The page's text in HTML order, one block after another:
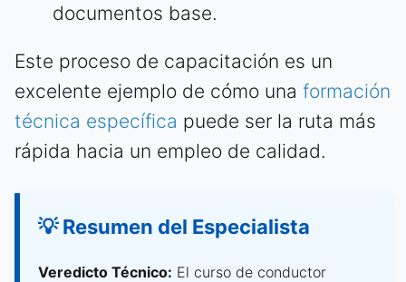
documentos base.
Este proceso de capacitación es un
excelente ejemplo de cómo una formación
técnica específica puede ser la ruta más
rápida hacia un empleo de calidad.
💡 Resumen del Especialista
Veredicto Técnico: El curso de conductor